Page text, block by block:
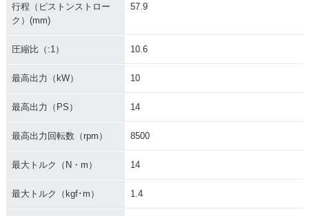
行程（ピストンストロー
ク）(mm)
57.9
圧縮比（:1） 10.6
最高出力（kW） 10
最高出力（PS） 14
最高出力回転数（rpm） 8500
最大トルク（N・m） 14
最大トルク（kgf･m） 1.4